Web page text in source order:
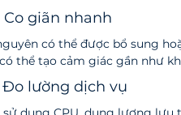
Co giãn nhanh
có thể được bổ sung
thể tạo cảm giác gần như
Đo lường dịch vụ